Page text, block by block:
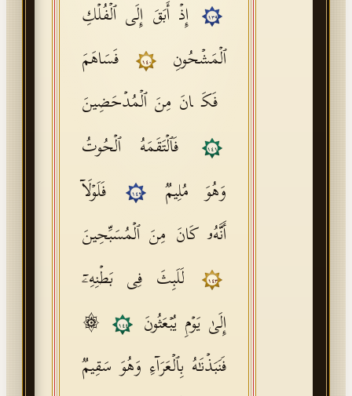
١٣٩
إِذۡ أَبَقَ إِلَى ٱلۡفُلۡكِ
ٱلۡمَشۡحُونِ
١٤٠
فَسَاهَمَ
فَكَانَ مِنَ ٱلۡمُدۡحَضِینَ
١٤١
فَٱلۡتَقَمَهُ ٱلۡحُوتُ
وَهُوَ مُلِیمࣱ
١٤٢
فَلَوۡلَاۤ
أَنَّهُۥ كَانَ مِنَ ٱلۡمُسَبِّحِینَ
١٤٣
لَلَبِثَ فِی بَطۡنِهِۦۤ
إِلَىٰ یَوۡمِ یُبۡعَثُونَ
١٤٤
۞
فَنَبَذۡنَـٰهُ بِٱلۡعَرَاۤءِ وَهُوَ سَقِیمࣱ